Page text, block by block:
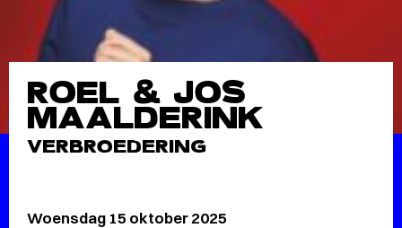
ROEL & JOS
MAALDERINK
VERBROEDERING
Woensdag 15 oktober 2025